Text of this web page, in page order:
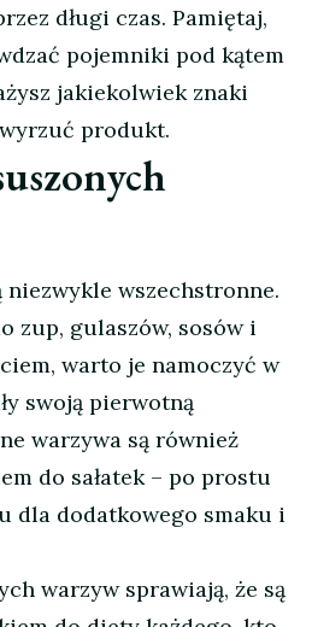
długi czas. Pamiętaj,
pojemniki pod kątem
jakiekolwiek znaki
produkt.
niezwykle wszechstronne.
zup, gulaszów, sosów i
warto je namoczyć w
swoją pierwotną
warzywa są również
do sałatek – po prostu
dla dodatkowego smaku i
warzyw sprawiają, że są